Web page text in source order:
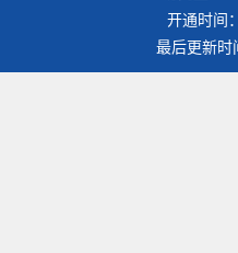
开通时间：
最后更新时